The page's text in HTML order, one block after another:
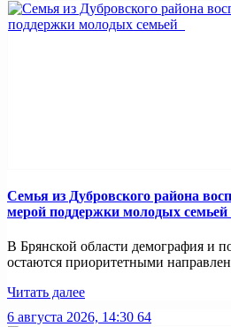
Семья из Дубровского района
мерой поддержки молодых семьей
В Брянской области демография и
остаются приоритетными
Читать далее
6 августа 2026, 14:30 64